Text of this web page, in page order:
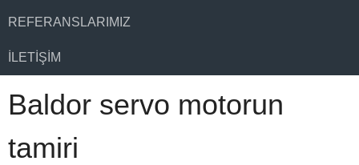
REFERANSLARIMIZ
İLETIŞIM
Baldor servo motorun
tamiri